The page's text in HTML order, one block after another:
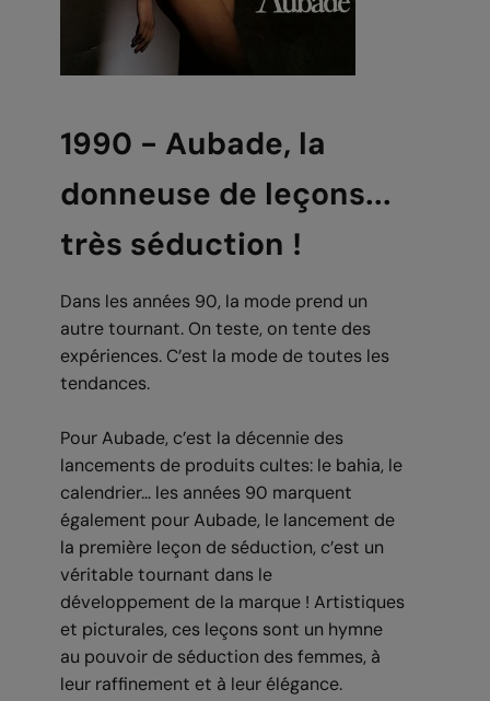
1990 - Aubade, la
donneuse de leçons...
très séduction !
Dans les années 90, la mode prend un
autre tournant. On teste, on tente des
expériences. C’est la mode de toutes les
tendances.
Pour Aubade, c’est la décennie des
lancements de produits cultes: le bahia, le
calendrier… les années 90 marquent
également pour Aubade, le lancement de
la première leçon de séduction, c’est un
véritable tournant dans le
développement de la marque ! Artistiques
et picturales, ces leçons sont un hymne
au pouvoir de séduction des femmes, à
leur raffinement et à leur élégance.